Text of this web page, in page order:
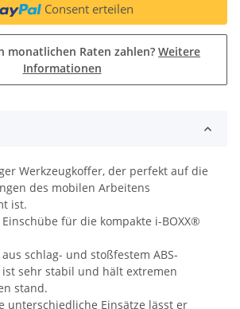
Consent erteilen
monatlichen Raten zahlen? Weitere
Informationen
Werkzeugkoffer, der perfekt auf die
des mobilen Arbeitens
ist.
für die kompakte i-BOXX®
schlag- und stoßfestem ABS-
sehr stabil und hält extremen
stand.
unterschiedliche Einsätze lässt er